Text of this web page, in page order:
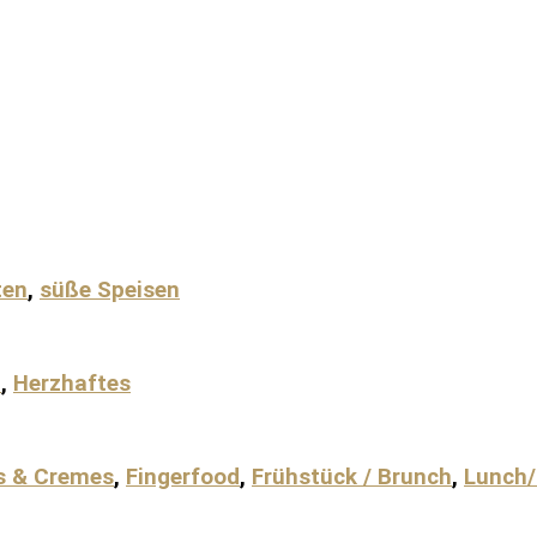
, süße Speisen
, Herzhaftes
& Cremes, Fingerfood, Frühstück / Brunch,